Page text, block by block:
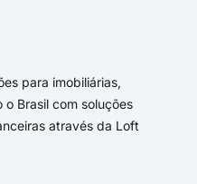
para imobiliárias,
Brasil com soluções
através da Loft